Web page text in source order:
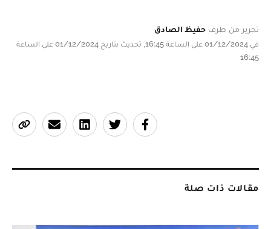
تحرير من طرف حفيظ الصادق
في 01/12/2024 على الساعة 16:45, تحديث بتاريخ 01/12/2024 على الساعة
16:45
مقالات ذات صلة